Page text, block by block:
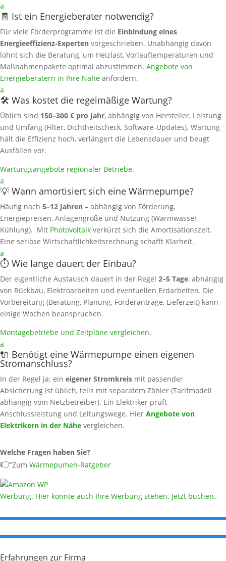
a
🧾 Ist ein Energieberater notwendig?
Für viele Förderprogramme ist die Einbindung eines
Energieeffizienz‑Experten vorgeschrieben. Unabhängig davon
lohnt sich die Beratung, um Heizlast, Vorlauftemperaturen und
Maßnahmenpakete optimal abzustimmen. Angebote von
Energieberatern in Ihre Nähe anfordern.
a
🛠️ Was kostet die regelmäßige Wartung?
Üblich sind 150–300 € pro Jahr, abhängig von Hersteller, Leistung
und Umfang (Filter, Dichtheitscheck, Software‑Updates). Wartung
hält die Effizienz hoch, verlängert die Lebensdauer und beugt
Ausfällen vor.
Wartungsangebote regionaler Betriebe.
a
💡 Wann amortisiert sich eine Wärmepumpe?
Häufig nach 5–12 Jahren – abhängig von Förderung,
Energiepreisen, Anlagengröße und Nutzung (Warmwasser,
Kühlung). Mit Photovoltaik verkürzt sich die Amortisationszeit.
Eine seriöse Wirtschaftlichkeitsrechnung schafft Klarheit.
a
⏱️ Wie lange dauert der Einbau?
Der eigentliche Austausch dauert in der Regel 2–5 Tage, abhängig
von Rückbau, Elektroarbeiten und eventuellen Erdarbeiten. Die
Vorbereitung (Beratung, Planung, Förderanträge, Lieferzeit) kann
einige Wochen beanspruchen.
Montagebetriebe und Zeitpläne vergleichen.
a
🔌 Benötigt eine Wärmepumpe einen eigenen
Stromanschluss?
In der Regel ja: ein eigener Stromkreis mit passender
Absicherung ist üblich, teils mit separatem Zähler (Tarifmodell
abhängig vom Netzbetreiber). Ein Elektriker prüft
Anschlussleistung und Leitungswege. Hier Angebote von
Elektrikern in der Nähe vergleichen.
Welche Fragen haben Sie?
👉Zum Wärmepumen-Ratgeber
Werbung. Hier könnte auch Ihre Werbung stehen. Jetzt buchen.
Erfahrungen zur Firma